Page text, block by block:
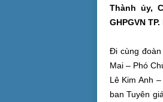
Thành ủy,
GHPGVN
Đi cùng
Mai – Phó
Lê Kim Anh
ban Tuyên